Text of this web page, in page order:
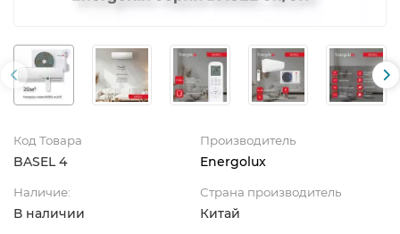
Код Товара
BASEL 4
Производитель
Energolux
Наличие:
В наличии
Страна производитель
Китай